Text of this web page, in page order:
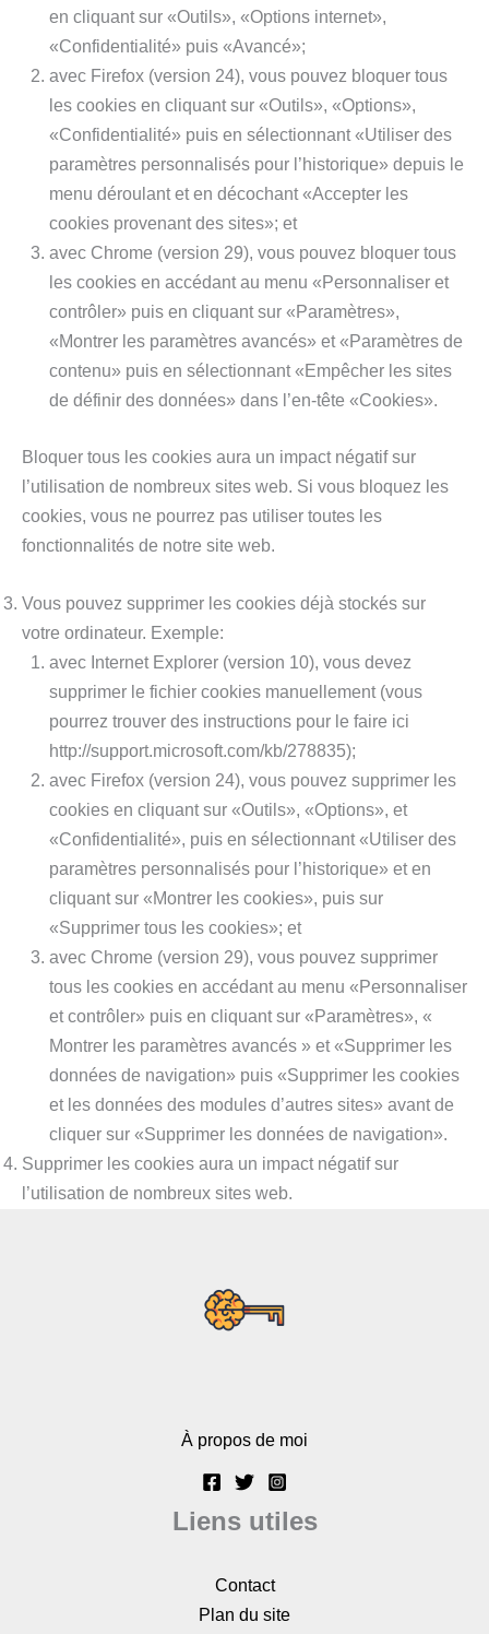
en cliquant sur «Outils», «Options internet»,
«Confidentialité» puis «Avancé»;
avec Firefox (version 24), vous pouvez bloquer tous
les cookies en cliquant sur «Outils», «Options»,
«Confidentialité» puis en sélectionnant «Utiliser des
paramètres personnalisés pour l’historique» depuis le
menu déroulant et en décochant «Accepter les
cookies provenant des sites»; et
avec Chrome (version 29), vous pouvez bloquer tous
les cookies en accédant au menu «Personnaliser et
contrôler» puis en cliquant sur «Paramètres»,
«Montrer les paramètres avancés» et «Paramètres de
contenu» puis en sélectionnant «Empêcher les sites
de définir des données» dans l’en-tête «Cookies».
Bloquer tous les cookies aura un impact négatif sur
l’utilisation de nombreux sites web. Si vous bloquez les
cookies, vous ne pourrez pas utiliser toutes les
fonctionnalités de notre site web.
Vous pouvez supprimer les cookies déjà stockés sur
votre ordinateur. Exemple:
avec Internet Explorer (version 10), vous devez
supprimer le fichier cookies manuellement (vous
pourrez trouver des instructions pour le faire ici
http://support.microsoft.com/kb/278835);
avec Firefox (version 24), vous pouvez supprimer les
cookies en cliquant sur «Outils», «Options», et
«Confidentialité», puis en sélectionnant «Utiliser des
paramètres personnalisés pour l’historique» et en
cliquant sur «Montrer les cookies», puis sur
«Supprimer tous les cookies»; et
avec Chrome (version 29), vous pouvez supprimer
tous les cookies en accédant au menu «Personnaliser
et contrôler» puis en cliquant sur «Paramètres», «
Montrer les paramètres avancés » et «Supprimer les
données de navigation» puis «Supprimer les cookies
et les données des modules d’autres sites» avant de
cliquer sur «Supprimer les données de navigation».
Supprimer les cookies aura un impact négatif sur
l’utilisation de nombreux sites web.
À propos de moi
Liens utiles
Contact
Plan du site